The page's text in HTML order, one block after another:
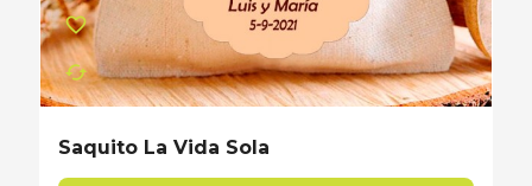
favorite_border
cached
Saquito La Vida Sola